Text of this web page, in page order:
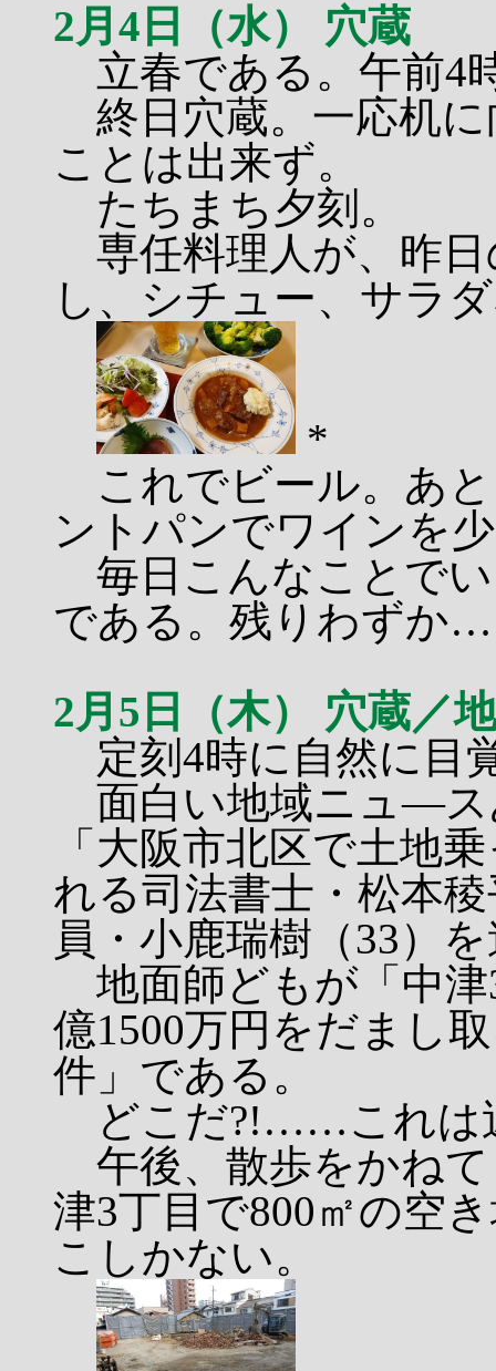
2月4日（水） 穴蔵
立春である。午前4
終日穴蔵。一応机に
ことは出来ず。
たちまち夕刻。
専任料理人が、昨
し、シチュー、サラ
*
これでビール。あ
ントパンでワインを
毎日こんなことで
である。残りわずか
2月5日（木） 穴蔵／
定刻4時に自然に目
面白い地域ニュ―ス
「大阪市北区で土地
れる司法書士・松本
員・小鹿瑞樹（33）
地面師どもが「中津
億1500万円をだまし
件」である。
どこだ?!……これは
午後、散歩をかねて
津3丁目で800㎡の空
こしかない。